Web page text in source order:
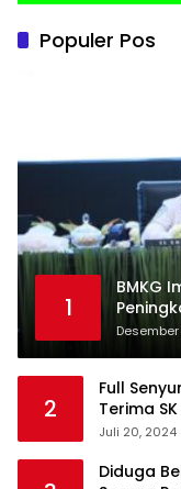
Populer Pos
1
BMKG
Natal
2
Full
Terima
Lembata
Juli 20, 2024
Diduga